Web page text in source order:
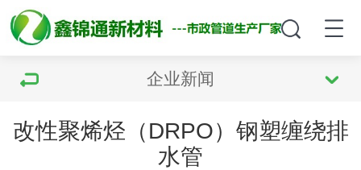
企业新闻
改性聚烯烃（DRPO）钢塑缠绕排
水管